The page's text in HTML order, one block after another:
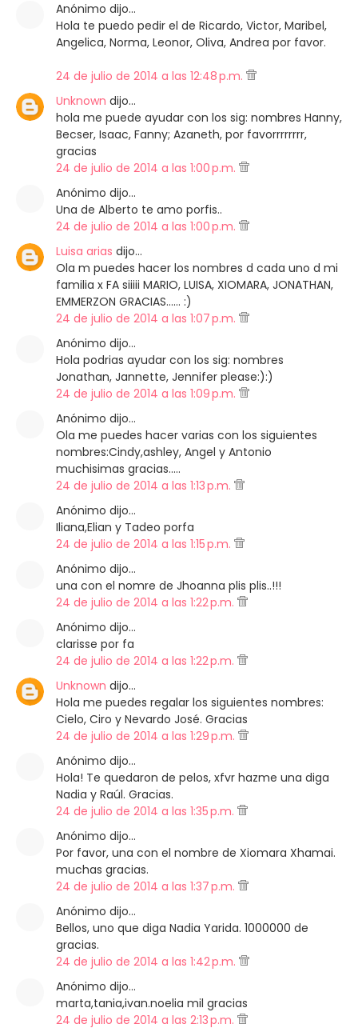
Anónimo dijo…
Hola te puedo pedir el de Ricardo, Victor, Maribel,
Angelica, Norma, Leonor, Oliva, Andrea por favor.
24 de julio de 2014 a las 12:48 p.m.
Unknown dijo…
hola me puede ayudar con los sig: nombres Hanny,
Becser, Isaac, Fanny; Azaneth, por favorrrrrrrr,
gracias
24 de julio de 2014 a las 1:00 p.m.
Anónimo dijo…
Una de Alberto te amo porfis..
24 de julio de 2014 a las 1:00 p.m.
Luisa arias dijo…
Ola m puedes hacer los nombres d cada uno d mi
familia x FA siiiii MARIO, LUISA, XIOMARA, JONATHAN,
EMMERZON GRACIAS...... :)
24 de julio de 2014 a las 1:07 p.m.
Anónimo dijo…
Hola podrias ayudar con los sig: nombres
Jonathan, Jannette, Jennifer please:):)
24 de julio de 2014 a las 1:09 p.m.
Anónimo dijo…
Ola me puedes hacer varias con los siguientes
nombres:Cindy,ashley, Angel y Antonio
muchisimas gracias.....
24 de julio de 2014 a las 1:13 p.m.
Anónimo dijo…
Iliana,Elian y Tadeo porfa
24 de julio de 2014 a las 1:15 p.m.
Anónimo dijo…
una con el nomre de Jhoanna plis plis..!!!
24 de julio de 2014 a las 1:22 p.m.
Anónimo dijo…
clarisse por fa
24 de julio de 2014 a las 1:22 p.m.
Unknown dijo…
Hola me puedes regalar los siguientes nombres:
Cielo, Ciro y Nevardo José. Gracias
24 de julio de 2014 a las 1:29 p.m.
Anónimo dijo…
Hola! Te quedaron de pelos, xfvr hazme una diga
Nadia y Raúl. Gracias.
24 de julio de 2014 a las 1:35 p.m.
Anónimo dijo…
Por favor, una con el nombre de Xiomara Xhamai.
muchas gracias.
24 de julio de 2014 a las 1:37 p.m.
Anónimo dijo…
Bellos, uno que diga Nadia Yarida. 1000000 de
gracias.
24 de julio de 2014 a las 1:42 p.m.
Anónimo dijo…
marta,tania,ivan.noelia mil gracias
24 de julio de 2014 a las 2:13 p.m.